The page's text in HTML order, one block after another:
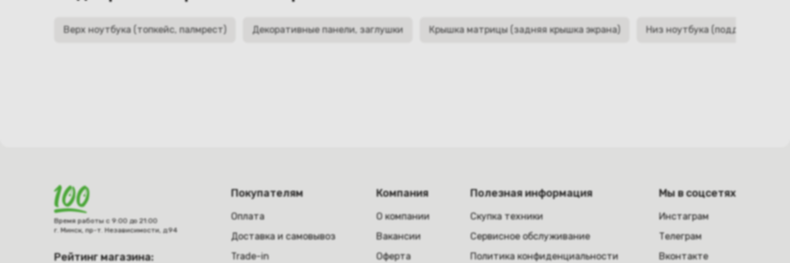
Верх ноутбука (топкейс, палмрест) Декоративные панели, заглушки Крышка матрицы (задняя крышка экрана) Низ ноутбука (поддон,
Время работы с 9:00 до 21:00
г. Минск, пр-т. Независимости, д.94
Рейтинг магазина:
Покупателям
Оплата
Доставка и самовывоз
Trade-in
Компания
О компании
Вакансии
Оферта
Полезная информация
Скупка техники
Сервисное обслуживание
Политика конфиденциальности
Мы в соцсетях
Инстаграм
Телеграм
Вконтакте